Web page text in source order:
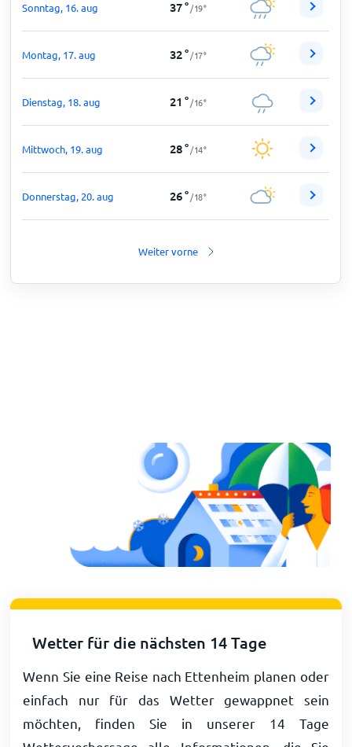
Sonntag, 16. aug 37° /19°
Montag, 17. aug 32° /17°
Dienstag, 18. aug 21 ° /16°
Mittwoch, 19. aug 28° /14°
Donnerstag, 20. aug 26° /18°
Weiter vorne
Wetter für die nächsten 14 Tage
Wenn Sie eine Reise nach Ettenheim planen oder
einfach nur für das Wetter gewappnet sein
möchten, finden Sie in unserer 14 Tage